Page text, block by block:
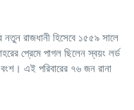
নতুন রাজধানী হিসেবে ১৫৫৯ সালে
প্রেমে পাগল ছিলেন স্বয়ং লর্ড
এই পরিবারের ৭৬ জন রানা